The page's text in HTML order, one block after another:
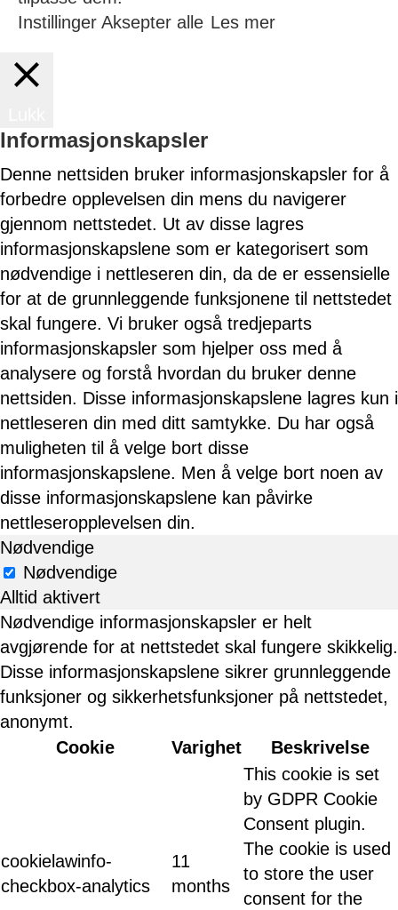
Instillinger Aksepter alle Les mer
Informasjonskapsler
Denne nettsiden bruker informasjonskapsler for å
forbedre opplevelsen din mens du navigerer
gjennom nettstedet. Ut av disse lagres
informasjonskapslene som er kategorisert som
nødvendige i nettleseren din, da de er essensielle
for at de grunnleggende funksjonene til nettstedet
skal fungere. Vi bruker også tredjeparts
informasjonskapsler som hjelper oss med å
analysere og forstå hvordan du bruker denne
nettsiden. Disse informasjonskapslene lagres kun i
nettleseren din med ditt samtykke. Du har også
muligheten til å velge bort disse
informasjonskapslene. Men å velge bort noen av
disse informasjonskapslene kan påvirke
nettleseropplevelsen din.
Nødvendige
Nødvendige
Alltid aktivert
Nødvendige informasjonskapsler er helt
avgjørende for at nettstedet skal fungere skikkelig.
Disse informasjonskapslene sikrer grunnleggende
funksjoner og sikkerhetsfunksjoner på nettstedet,
anonymt.
Cookie
Varighet Beskrivelse
cookielawinfo-
checkbox-analytics
11
months
This cookie is set
by GDPR Cookie
Consent plugin.
The cookie is used
to store the user
consent for the